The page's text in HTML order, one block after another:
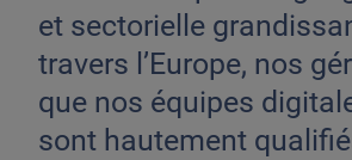
et sectorielle
travers l’Europe, nos
que nos équipes
sont hautement